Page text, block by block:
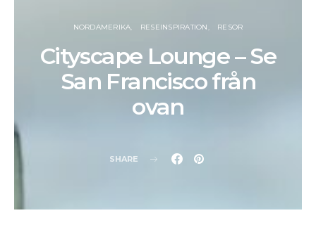
NORDAMERIKA RESEINSPIRATION RESOR
Cityscape Lounge – Se
San Francisco från
ovan
SHARE